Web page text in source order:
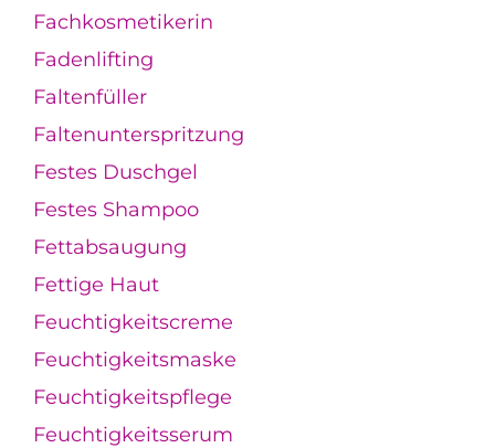
Fachkosmetikerin
Fadenlifting
Faltenfüller
Faltenunterspritzung
Festes Duschgel
Festes Shampoo
Fettabsaugung
Fettige Haut
Feuchtigkeitscreme
Feuchtigkeitsmaske
Feuchtigkeitspflege
Feuchtigkeitsserum